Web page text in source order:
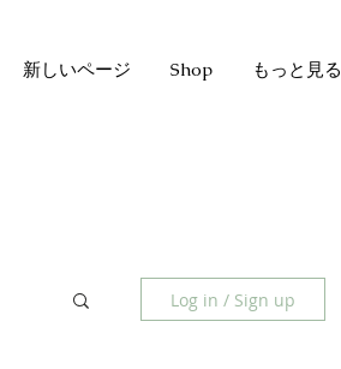
新しいページ Shop もっと見る
Log in / Sign up